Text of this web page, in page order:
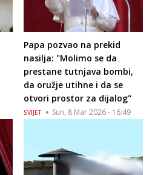
Papa pozvao na prekid
nasilja: "Molimo se da
prestane tutnjava bombi,
da oružje utihne i da se
otvori prostor za dijalog"
SVIJET Sun, 8 Mar 2026 - 16:49